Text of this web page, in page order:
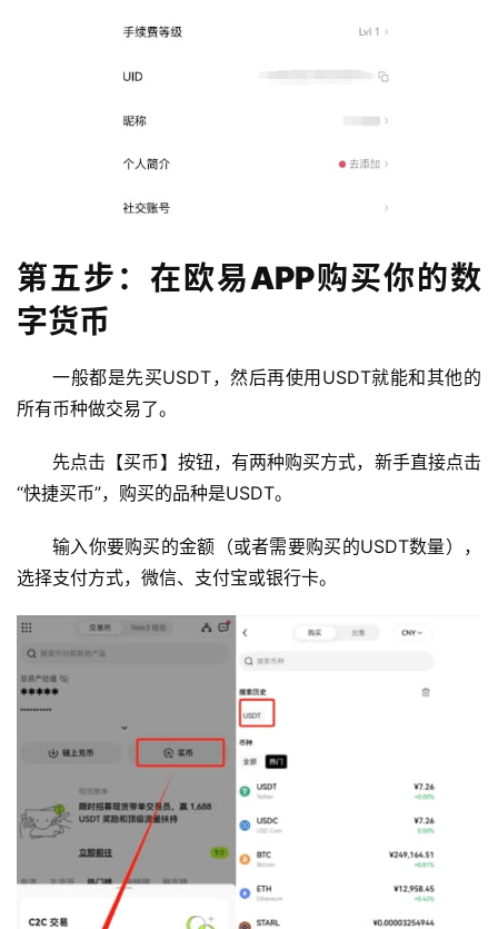
第五步：在欧易APP购买你的数
字货币
一般都是先买USDT，然后再使用USDT就能和其他的
所有币种做交易了。
先点击【买币】按钮，有两种购买方式，新手直接点击
“快捷买币”，购买的品种是USDT。
输入你要购买的金额（或者需要购买的USDT数量），
选择支付方式，微信、支付宝或银行卡。